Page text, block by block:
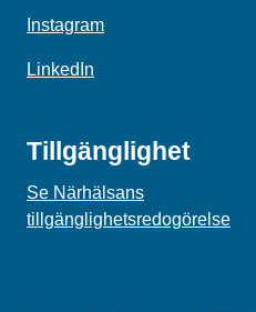
Instagram
LinkedIn
Tillgänglighet
Se Närhälsans
tillgänglighetsredogörelse